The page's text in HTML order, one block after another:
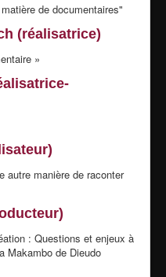
de documentaires"
(réalisatrice)
»
autre manière de raconter
: Questions et enjeux à
Makambo de Dieudo